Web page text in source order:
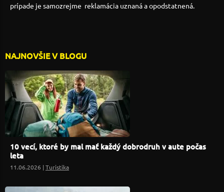
prípade je samozrejme reklamácia uznaná a opodstatnená.
NAJNOVŠIE V BLOGU
10 vecí, ktoré by mal mať každý dobrodruh v aute počas
leta
11.06.2026 |Turistika